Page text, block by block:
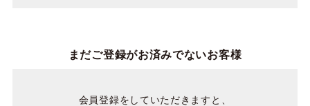
まだご登録がお済みでないお客様
会員登録をしていただきますと、